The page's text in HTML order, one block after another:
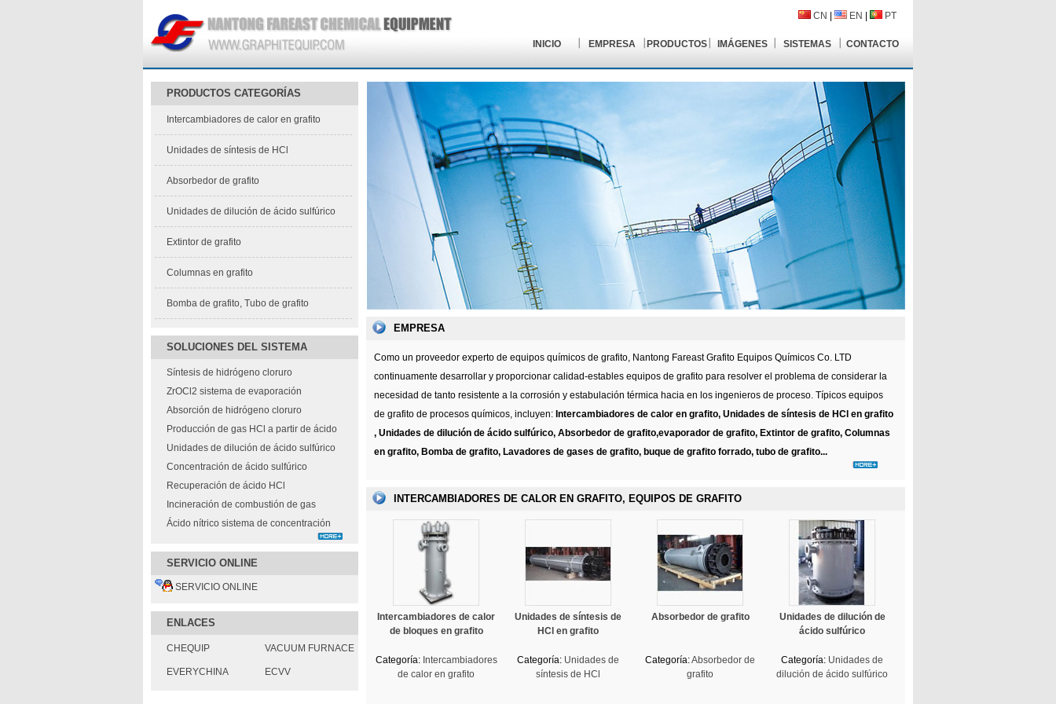
CN EN PT
INICIO EMPRESA PRODUCTOS IMÁGENES SISTEMAS CONTACTO
PRODUCTOS CATEGORÍAS
Intercambiadores de calor en grafito
Unidades de síntesis de HCl
Absorbedor de grafito
Unidades de dilución de ácido sulfúrico
Extintor de grafito
Columnas en grafito
Bomba de grafito, Tubo de grafito
SOLUCIONES DEL SISTEMA
Síntesis de hidrógeno cloruro
ZrOCl2 sistema de evaporación
Absorción de hidrógeno cloruro
Producción de gas HCl a partir de ácido
Unidades de dilución de ácido sulfúrico
Concentración de ácido sulfúrico
Recuperación de ácido HCl
Incineración de combustión de gas
extintor
Ácido nítrico sistema de concentración
SERVICIO ONLINE
SERVICIO ONLINE
ENLACES
CHEQUIP VACUUM FURNACE
EVERYCHINA ECVV
EMPRESA
Como un proveedor experto de equipos químicos de grafito, Nantong Fareast Grafito Equipos Químicos Co. LTD
continuamente desarrollar y proporcionar calidad-estables equipos de grafito para resolver el problema de considerar la
necesidad de tanto resistente a la corrosión y estabulación térmica hacia en los ingenieros de proceso. Típicos equipos
de grafito de procesos químicos, incluyen: Intercambiadores de calor en grafito, Unidades de síntesis de HCl en grafito
, Unidades de dilución de ácido sulfúrico, Absorbedor de grafito,evaporador de grafito, Extintor de grafito, Columnas
en grafito, Bomba de grafito, Lavadores de gases de grafito, buque de grafito forrado, tubo de grafito...
INTERCAMBIADORES DE CALOR EN GRAFITO, EQUIPOS DE GRAFITO
Intercambiadores de calor
de bloques en grafito
Categoría: Intercambiadores
de calor en grafito
Unidades de síntesis de
HCl en grafito
Categoría: Unidades de
síntesis de HCl
Absorbedor de grafito
Categoría:Absorbedor de
grafito
Unidades de dilución de
ácido sulfúrico
Categoría: Unidades de
dilución de ácido sulfúrico